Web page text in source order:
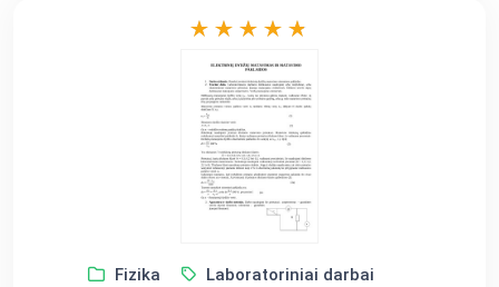
Fizika Laboratoriniai darbai